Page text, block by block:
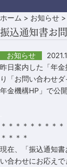
ホーム > お知らせ >
振込通知書お
お知らせ
昨日案内した「年
り「お問い合わせ
年金機構HP」で公
＊＊＊＊＊＊＊＊
＊＊＊＊
現在、「振込通知
い合わせにお応え